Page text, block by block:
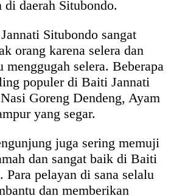
daerah Situbondo.
Situbondo sangat
orang karena selera dan
menggugah selera. Beberapa
populer di Baiti Jannati
Goreng Dendeng, Ayam
yang segar.
juga sering memuji
dan sangat baik di Baiti
Para pelayan di sana selalu
dan memberikan